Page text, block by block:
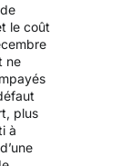
le coût
ne
plus
à